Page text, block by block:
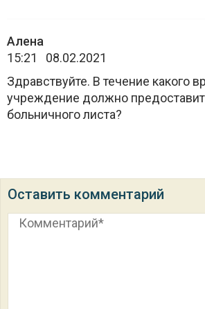
Алена
15:21 08.02.2021
Здравствуйте. В течение какого
учреждение должно
больничного листа?
Оставить комментарий